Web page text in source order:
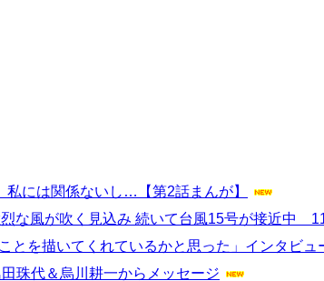
には関係ないし…【第2話まんが】
な風が吹く見込み 続いて台風15号が接近中
とを描いてくれているかと思った」インタビュ
珠代＆烏川耕一からメッセージ